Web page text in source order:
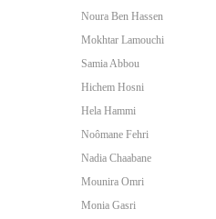
Noura Ben Hassen
Mokhtar Lamouchi
Samia Abbou
Hichem Hosni
Hela Hammi
Noômane Fehri
Nadia Chaabane
Mounira Omri
Monia Gasri